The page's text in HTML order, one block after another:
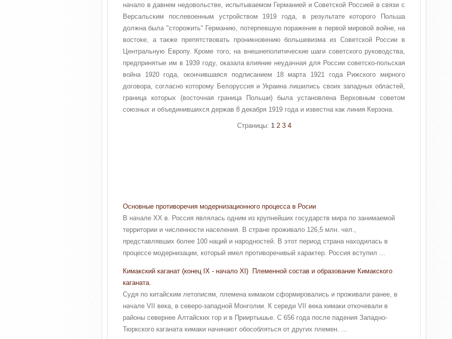
начало в давнем недовольстве, испытываемом Германией и Советской Россией в связи с
Версальским послевоенным устройством 1919 года, в результате которого Польша
должна была "сторожить" Германию, потерпевшую поражение в первой мировой войне, на
востоке, а также препятствовать проникновению большевизма из Советской России в
Центральную Европу. Кроме того, на внешнеполитические шаги советского руководства,
предпринятые им в 1939 году, оказала влияние неудачная для России советско-польская
война 1920 года, окончившаяся подписанием 18 марта 1921 года Рижского мирного
договора, согласно которому Белоруссия и Украина лишились своих западных областей,
граница которых (восточная граница Польши) была установлена Верховным советом
союзных и объединившихся держав 8 декабря 1919 года и известна как линия Керзона.
Страницы: 1 2 3 4
Основные противоречия модернизационного процесса в Росии
В начале XX в. Россия являлась одним из крупнейших государств мира по занимаемой
территории и численности населения. В стране проживало 126,5 млн. чел.,
представлявших более 100 наций и народностей. В этот период страна находилась в
процессе модернизации, который имел противоречивый характер. Россия вступил ...
Кимакский каганат (конец IX - начало XI) Племенной состав и образование Кимакского
каганата.
Судя по китайским летописям, племена кимаком сформировались и проживали ранее, в
начале VII века, в северо-западной Монголии. К середи VII века кимаки откочевали в
районы севернее Алтайских гор и в Прииртышье. С 656 года после падения Западно-
Тюркского каганата кимаки начинают обособляться от других племен. ...